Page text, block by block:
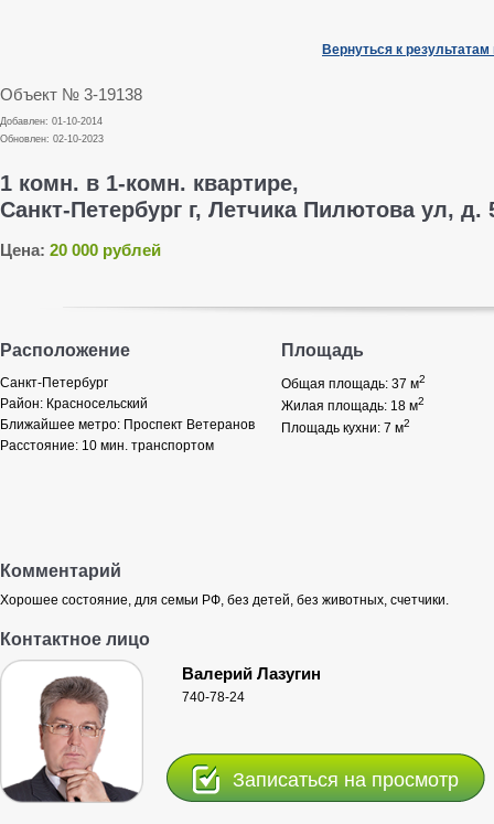
Вернуться к результатам
Объект № 3-19138
Добавлен: 01-10-2014
Обновлен: 02-10-2023
1 комн. в 1-комн. квартире,
Санкт-Петербург г, Летчика Пилютова ул, д.
Цена: 20 000 рублей
Расположение
Санкт-Петербург
Район: Красносельский
Ближайшее метро: Проспект Ветеранов
Расстояние: 10 мин. транспортом
Площадь
Общая площадь: 37 м2
Жилая площадь: 18 м2
Площадь кухни: 7 м2
Комментарий
Хорошее состояние, для семьи РФ, без детей, без животных, счетчики.
Контактное лицо
Валерий Лазугин
740-78-24
Записаться на просмотр